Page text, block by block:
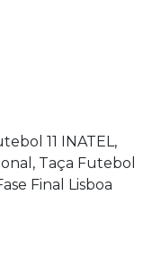
11 INATEL,
Taça Futebol
Final Lisboa